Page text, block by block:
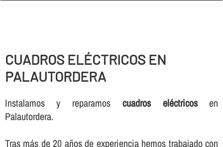
CUADROS ELÉCTRICOS EN
PALAUTORDERA
Instalamos y reparamos cuadros eléctricosen
Palautordera.
Tras más de 20 años de experiencia hemos trabajado con